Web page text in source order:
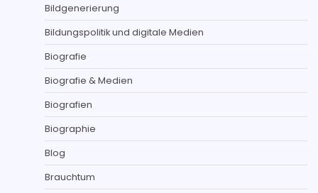
Bildgenerierung
Bildungspolitik und digitale Medien
Biografie
Biografie & Medien
Biografien
Biographie
Blog
Brauchtum